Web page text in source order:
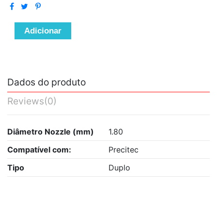
Adicionar
Dados do produto
Reviews(0)
Diâmetro Nozzle (mm)
1.80
Compatível com:
Precitec
Tipo
Duplo